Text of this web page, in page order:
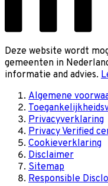
Deze website wordt
gemeenten in
informatie and advies.
Algemene
Privacyverklaring
Privacy Verified
Cookieverklaring
Disclaimer
Sitemap
Responsible